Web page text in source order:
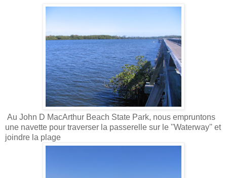
Au John D MacArthur Beach State Park, nous empruntons
une navette pour traverser la passerelle sur le ''Waterway'' et
joindre la plage